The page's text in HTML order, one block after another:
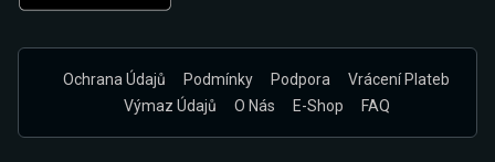
Ochrana Údajů Podmínky Podpora
Vrácení Plateb
Výmaz Údajů
O Nás E-Shop FAQ